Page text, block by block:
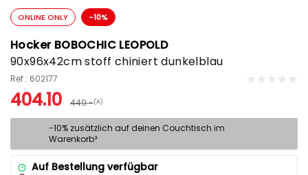
ONLINE ONLY -10%
Hocker BOBOCHIC LEOPOLD
90x96x42cm stoff chiniert dunkelblau
Ref.: 602177
404.10 449.-(A)
-10% zusätzlich auf deinen Couchtisch im
Warenkorb³
Auf Bestellung verfügbar